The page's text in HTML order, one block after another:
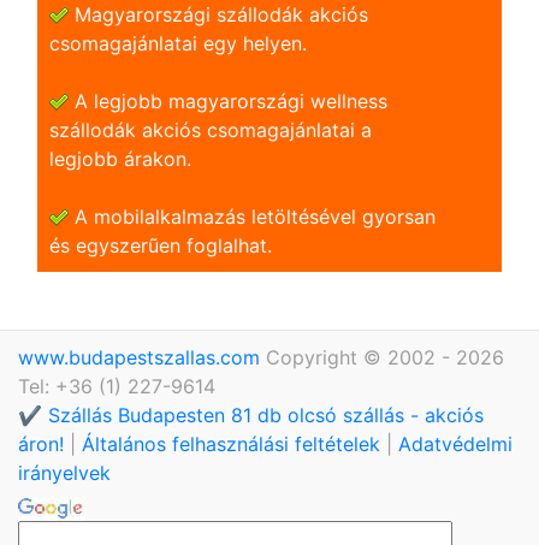
Magyarországi szállodák akciós
csomagajánlatai egy helyen.
A legjobb magyarországi wellness
szállodák akciós csomagajánlatai a
legjobb árakon.
A mobilalkalmazás letöltésével gyorsan
és egyszerũen foglalhat.
www.budapestszallas.com Copyright © 2002 - 2026
Tel: +36 (1) 227-9614
✔️ Szállás Budapesten 81 db olcsó szállás - akciós
áron!
Általános felhasználási feltételek
Adatvédelmi
irányelvek